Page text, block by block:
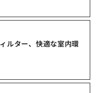
ルター、快適な室内環